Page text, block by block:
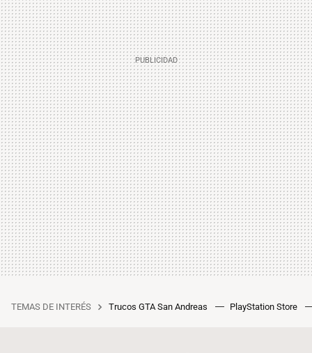
TEMAS DE INTERÉS Trucos GTA San Andreas PlayStation Store